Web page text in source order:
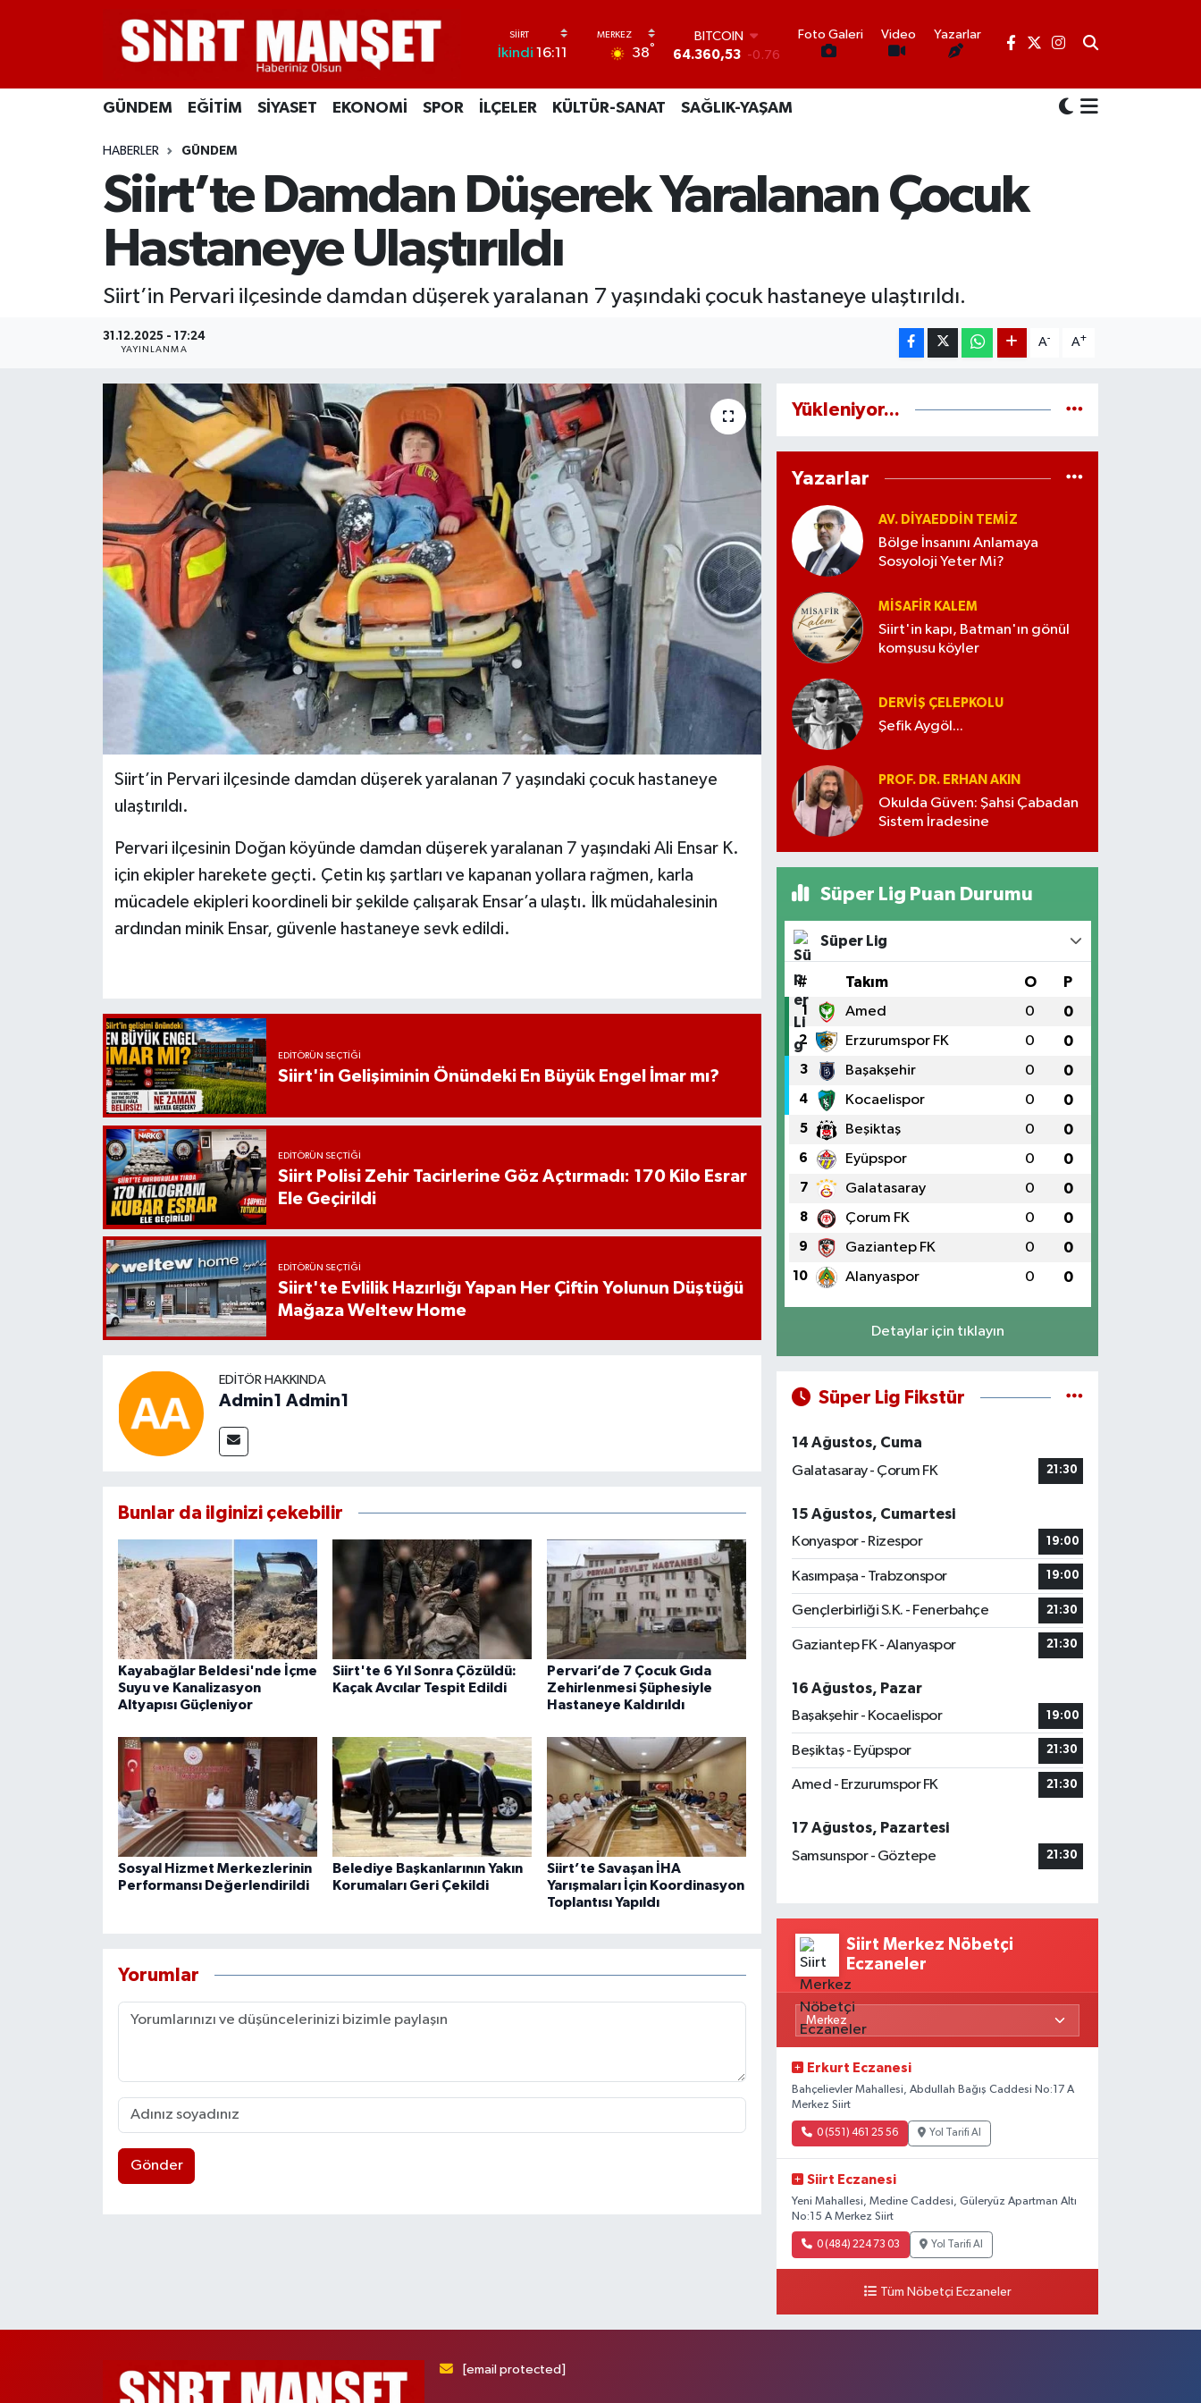
İkindi 16:11 38°
DOLAR
47,7069
0.17
55,0265
STERLİN
6574.81
1.44
BİST100
13.887 64
Foto Galeri Video Yazarlar
GÜNDEM EĞİTİM SİYASET EKONOMİ SPOR İLÇELER KÜLTÜR-SANAT SAĞLIK-YAŞAM
HABERLER GÜNDEM
Siirt’te Damdan Düşerek Yaralanan Çocuk
Hastaneye Ulaştırıldı
Siirt’in Pervari ilçesinde damdan düşerek yaralanan 7 yaşındaki çocuk hastaneye ulaştırıldı.
31.12.2025 - 17:24
YAYINLANMA
A- A+
Siirt’in Pervari ilçesinde damdan düşerek yaralanan 7 yaşındaki çocuk hastaneye
ulaştırıldı.
Pervari ilçesinin Doğan köyünde damdan düşerek yaralanan 7 yaşındaki Ali Ensar K.
için ekipler harekete geçti. Çetin kış şartları ve kapanan yollara rağmen, karla
mücadele ekipleri koordineli bir şekilde çalışarak Ensar’a ulaştı. İlk müdahalesinin
ardından minik Ensar, güvenle hastaneye sevk edildi.
EDITÖRÜN SEÇTIĞI
Siirt'in Gelişiminin Önündeki En Büyük Engel İmar mı?
EDITÖRÜN SEÇTIĞI
Siirt Polisi Zehir Tacirlerine Göz Açtırmadı: 170 Kilo Esrar
Ele Geçirildi
EDITÖRÜN SEÇTIĞI
Siirt'te Evlilik Hazırlığı Yapan Her Çiftin Yolunun Düştüğü
Mağaza Weltew Home
EDITÖR HAKKINDA
Admin1 Admin1
Bunlar da ilginizi çekebilir
Kayabağlar Beldesi'nde İçme
Suyu ve Kanalizasyon
Altyapısı Güçleniyor
Siirt'te 6 Yıl Sonra Çözüldü:
Kaçak Avcılar Tespit Edildi
Pervari’de 7 Çocuk Gıda
Zehirlenmesi Şüphesiyle
Hastaneye Kaldırıldı
Sosyal Hizmet Merkezlerinin
Performansı Değerlendirildi
Belediye Başkanlarının Yakın
Korumaları Geri Çekildi
Siirt’te Savaşan İHA
Yarışmaları İçin Koordinasyon
Toplantısı Yapıldı
Yorumlar
Gönder
Yükleniyor...
Yazarlar
AV. DIYAEDDIN TEMIZ
Bölge İnsanını Anlamaya
Sosyoloji Yeter Mi?
MISAFIR KALEM
Siirt'in kapı, Batman'ın gönül
komşusu köyler
DERVIŞ ÇELEPKOLU
Şefik Aygöl...
PROF. DR. ERHAN AKIN
Okulda Güven: Şahsi Çabadan
Sistem İradesine
Süper Lig Puan Durumu
Süper Lig
# Takım O P
1 Amed 0 0
2 Erzurumspor FK 0 0
3 Başakşehir 0 0
4 Kocaelispor 0 0
5 Beşiktaş 0 0
6 Eyüpspor 0 0
7 Galatasaray 0 0
8 Çorum FK 0 0
9 Gaziantep FK 0 0
10 Alanyaspor 0 0
Detaylar için tıklayın
Süper Lig Fikstür
14 Ağustos, Cuma
Galatasaray - Çorum FK
21:30
15 Ağustos, Cumartesi
Konyaspor - Rizespor
19:00
Kasımpaşa - Trabzonspor 19:00
Gençlerbirliği S.K. - Fenerbahçe 21:30
Gaziantep FK - Alanyaspor 21:30
16 Ağustos, Pazar
Başakşehir - Kocaelispor
19:00
Beşiktaş - Eyüpspor 21:30
Amed - Erzurumspor FK 21:30
17 Ağustos, Pazartesi
Samsunspor - Göztepe
21:30
Siirt Merkez Nöbetçi
Eczaneler
Erkurt Eczanesi
Bahçelievler Mahallesi, Abdullah Bağış Caddesi No:17 A
Merkez Siirt
0 (551) 461 25 56 Yol Tarifi Al
Siirt Eczanesi
Yeni Mahallesi, Medine Caddesi, Güleryüz Apartman Altı
No:15 A Merkez Siirt
0 (484) 224 73 03 Yol Tarifi Al
Tüm Nöbetçi Eczaneler
[email protected]
SİYASET
EKONOMİ
İLÇELER
KÜLTÜR-SANAT
SAĞLIK-YAŞAM
Siirt Nöbetçi Eczaneler
Siirt Hava Durumu
Siirt Namaz Vakitleri
Siirt Trafik Yoğunluk Haritası
Süper Lig Puan Durumu ve Fikstür
Tüm Manşetler
Son Dakika Haberleri
Haber Arşivi